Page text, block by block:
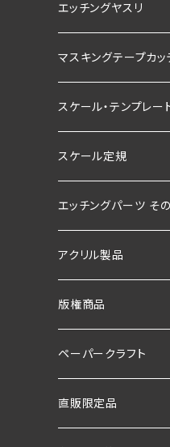
エッチングヤスリ
マスキングテープカッ
スケール・テンプレー
スケール定規
エッチングパーツ そ
アクリル製品
版権商品
ペーパークラフト
直販限定品